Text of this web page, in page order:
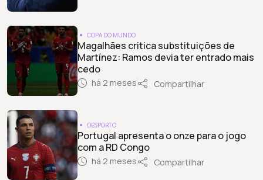
COPA DO MUNDO
Magalhães critica substituições de
Martínez: Ramos devia ter entrado mais
cedo
há 2 meses Compartilhar
DESPORTO
Portugal apresenta o onze para o jogo
com a RD Congo
há 2 meses Compartilhar